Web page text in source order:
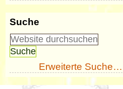
Suche
Erweiterte Suche…